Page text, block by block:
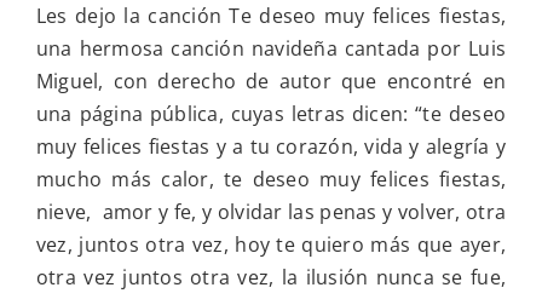
Les dejo la canción Te deseo muy felices fiestas,
una hermosa canción navideña cantada por Luis
Miguel, con derecho de autor que encontré en
una página pública, cuyas letras dicen: “te deseo
muy felices fiestas y a tu corazón, vida y alegría y
mucho más calor, te deseo muy felices fiestas,
nieve, amor y fe, y olvidar las penas y volver, otra
vez, juntos otra vez, hoy te quiero más que ayer,
otra vez juntos otra vez, la ilusión nunca se fue,